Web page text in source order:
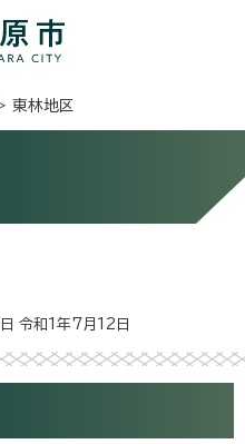
東林地区
令和1年7月12日